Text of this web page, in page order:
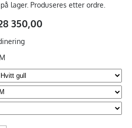
lager. Produseres etter ordre.
350,00